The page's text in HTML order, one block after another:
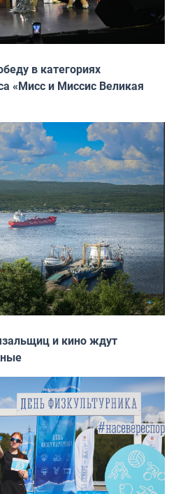
в категориях
«Мисс и Миссис Великая
и кино ждут